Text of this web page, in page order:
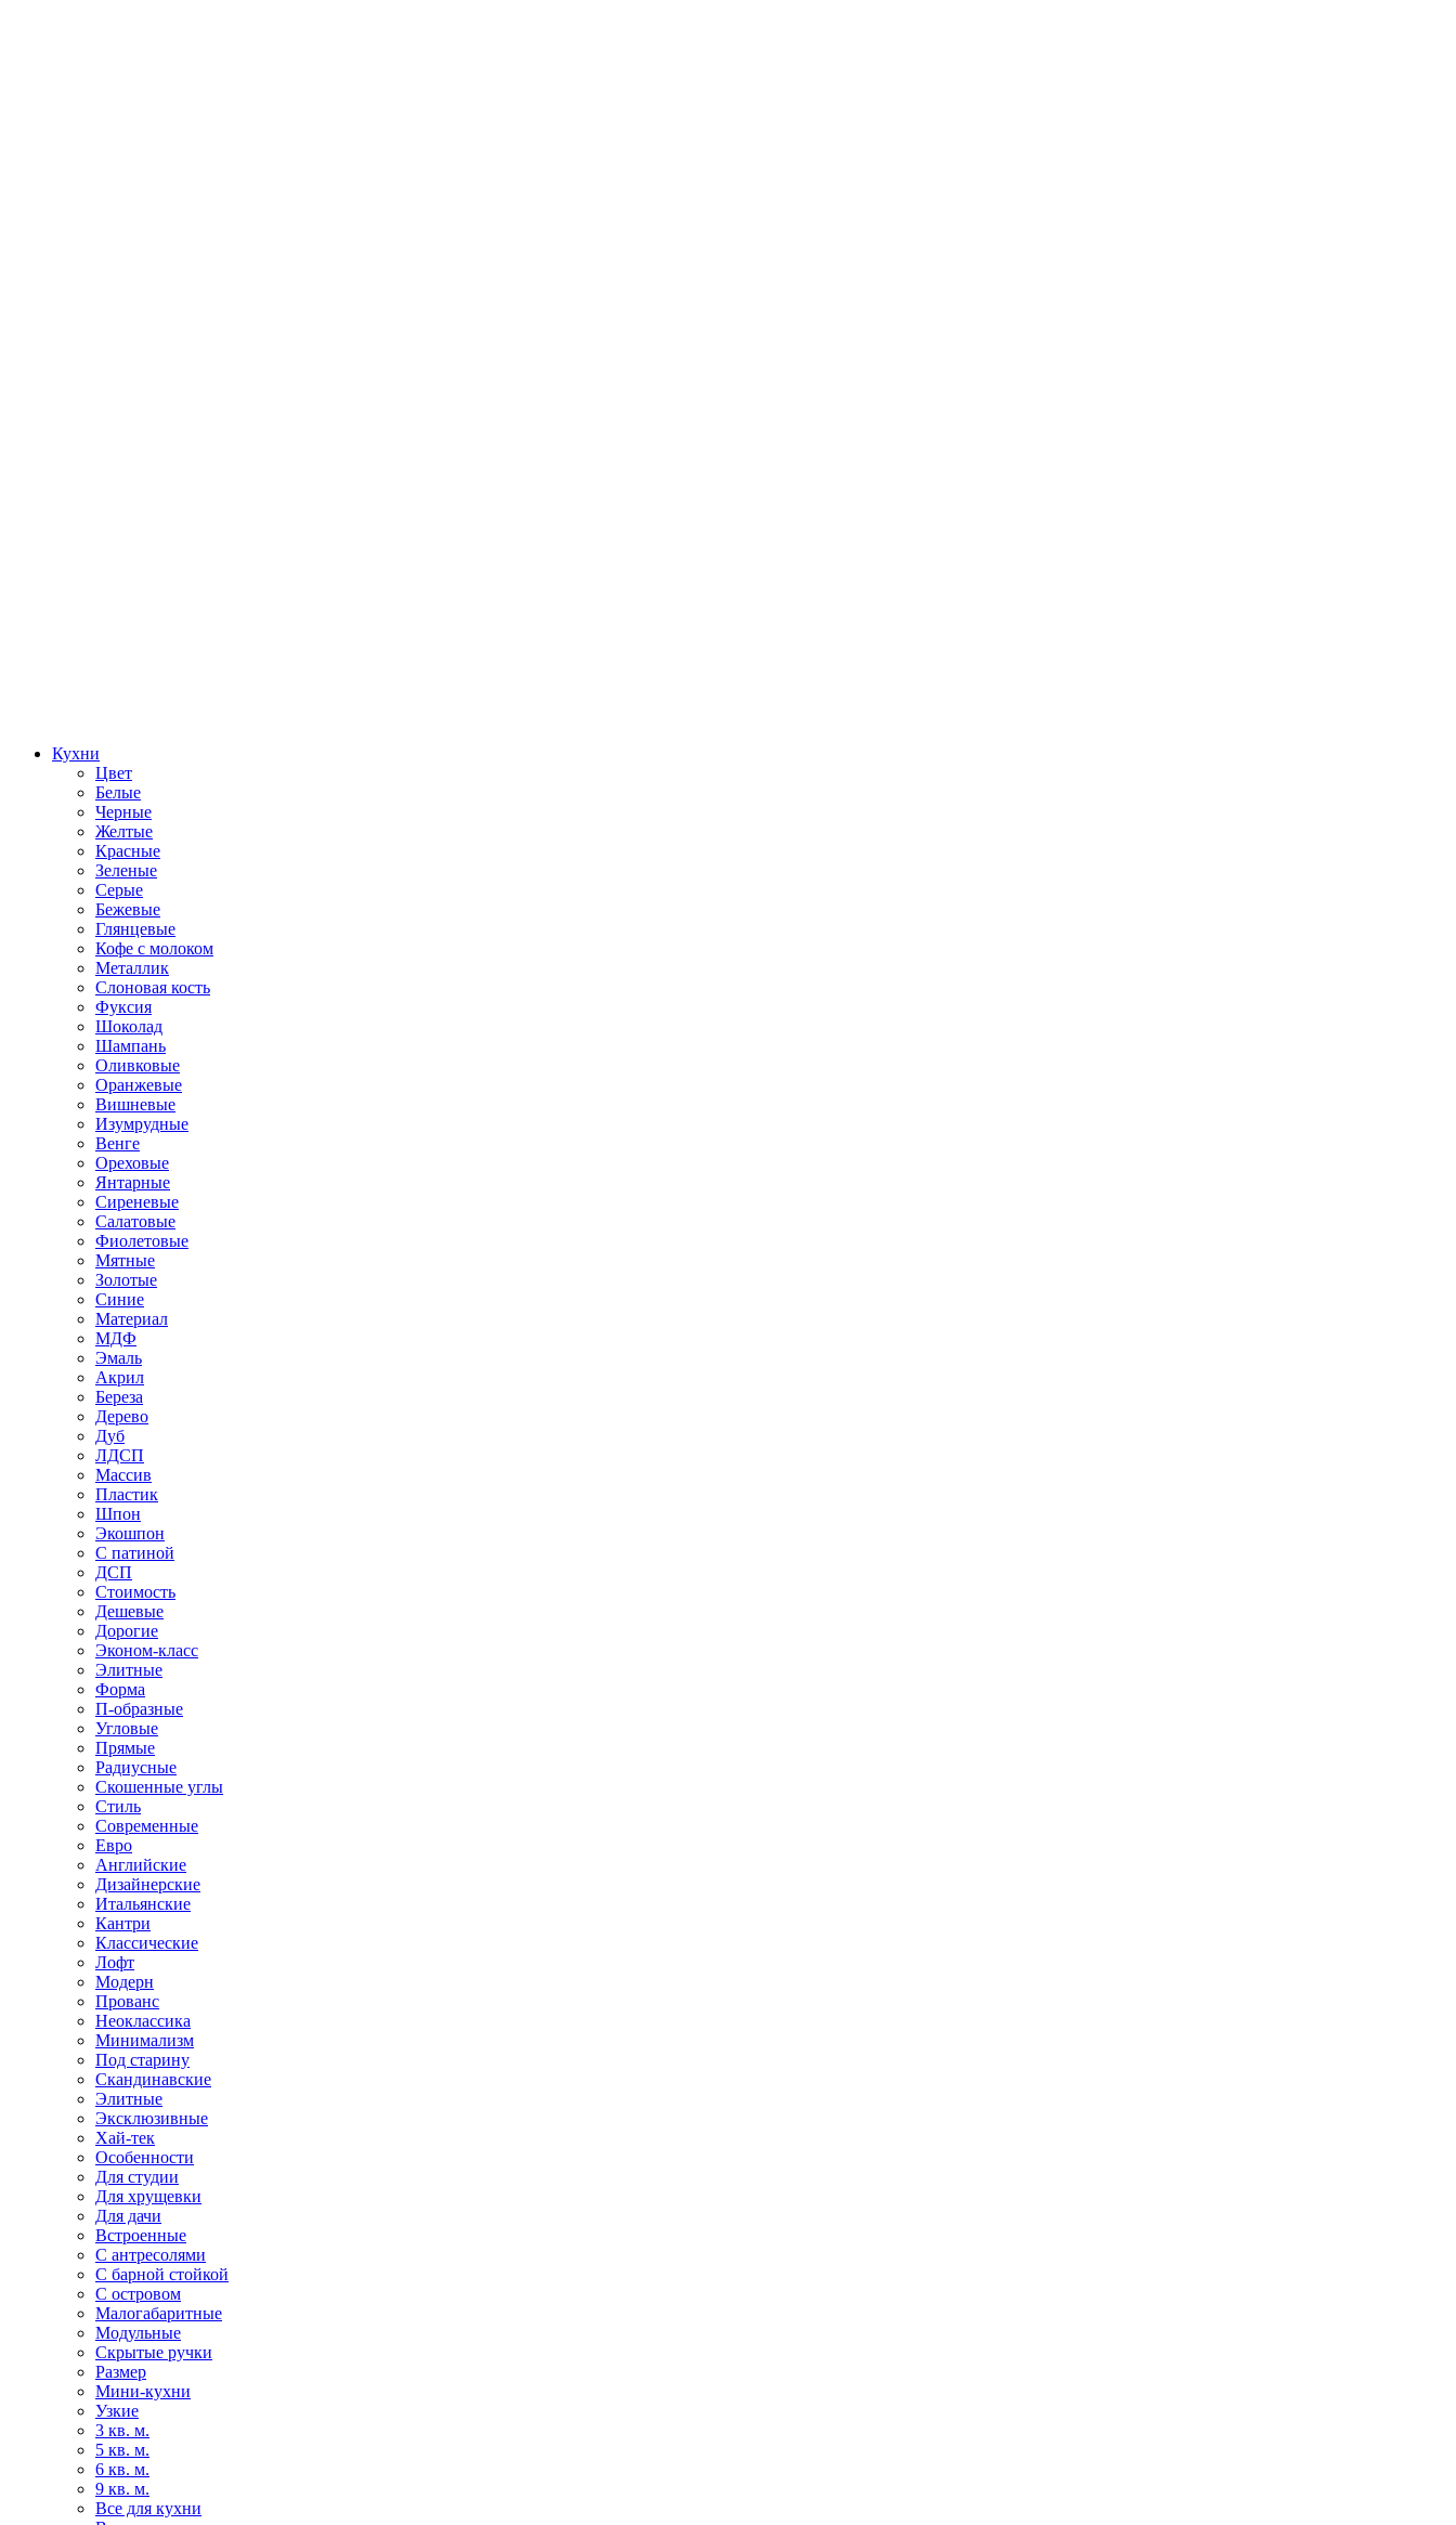
Кухни
Цвет
Белые
Черные
Желтые
Красные
Зеленые
Серые
Бежевые
Глянцевые
Кофе с молоком
Металлик
Слоновая кость
Фуксия
Шоколад
Шампань
Оливковые
Оранжевые
Вишневые
Изумрудные
Венге
Ореховые
Янтарные
Сиреневые
Салатовые
Фиолетовые
Мятные
Золотые
Синие
Материал
МДФ
Эмаль
Акрил
Береза
Дерево
Дуб
ЛДСП
Массив
Пластик
Шпон
Экошпон
С патиной
ДСП
Стоимость
Дешевые
Дорогие
Эконом-класс
Элитные
Форма
П-образные
Угловые
Прямые
Радиусные
Скошенные углы
Стиль
Современные
Евро
Английские
Дизайнерские
Итальянские
Кантри
Классические
Лофт
Модерн
Прованс
Неоклассика
Минимализм
Под старину
Скандинавские
Элитные
Эксклюзивные
Хай-тек
Особенности
Для студии
Для хрущевки
Для дачи
Встроенные
С антресолями
С барной стойкой
С островом
Малогабаритные
Модульные
Скрытые ручки
Размер
Мини-кухни
Узкие
3 кв. м.
5 кв. м.
6 кв. м.
9 кв. м.
Все для кухни